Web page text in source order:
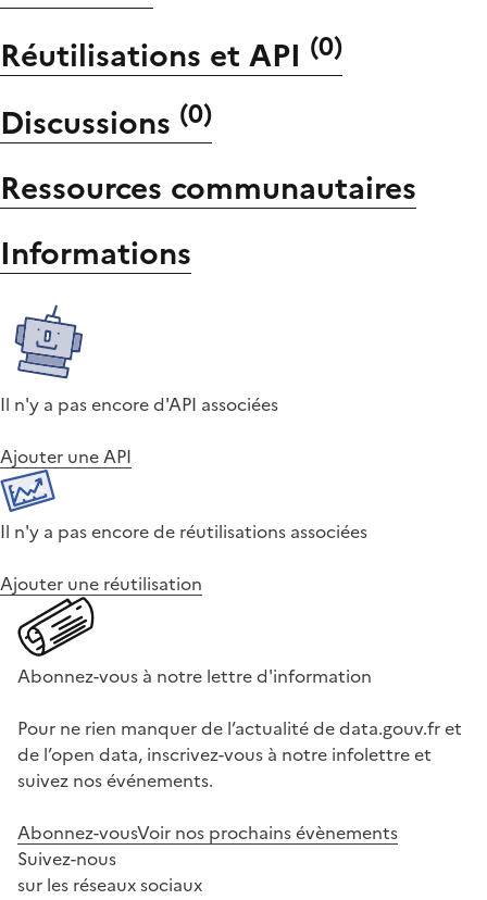
Réutilisations et API (0)
Discussions (0)
Ressources communautaires
Informations
Il n'y a pas encore d'API associées
Ajouter une API
Il n'y a pas encore de réutilisations associées
Ajouter une réutilisation
Abonnez-vous à notre lettre d'information
Pour ne rien manquer de l’actualité de data.gouv.fr et
de l’open data, inscrivez-vous à notre infolettre et
suivez nos événements.
Abonnez-vousVoir nos prochains évènements
Suivez-nous
sur les réseaux sociaux